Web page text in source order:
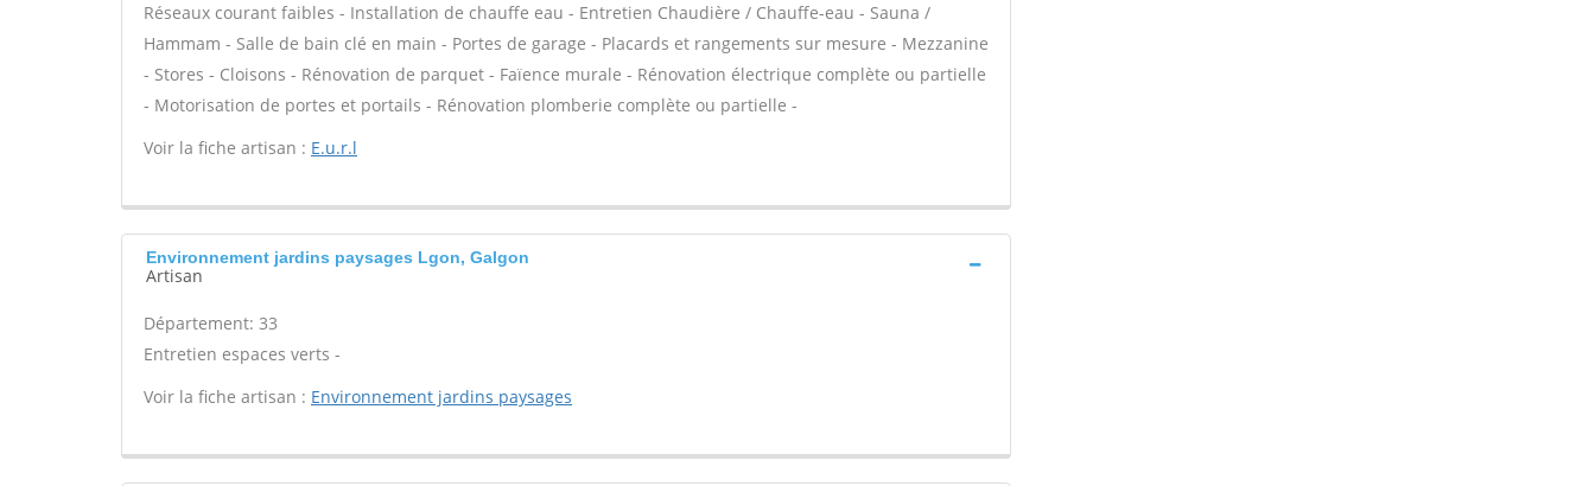
Réseaux courant faibles - Installation de chauffe eau - Entretien Chaudière / Chauffe-eau - Sauna /
Hammam - Salle de bain clé en main - Portes de garage - Placards et rangements sur mesure - Mezzanine
- Stores - Cloisons - Rénovation de parquet - Faïence murale - Rénovation électrique complète ou partielle
- Motorisation de portes et portails - Rénovation plomberie complète ou partielle -
Voir la fiche artisan : E.u.r.l
Environnement jardins paysages Lgon, Galgon
Artisan
Département: 33
Entretien espaces verts -
Voir la fiche artisan : Environnement jardins paysages